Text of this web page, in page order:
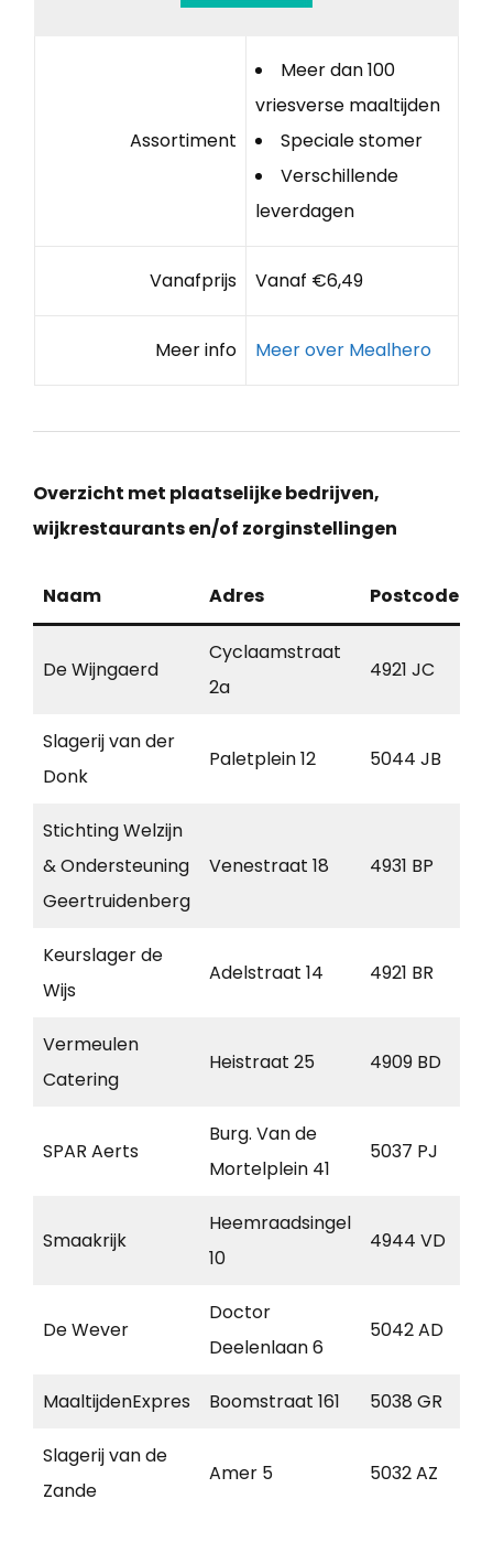
Assortiment
Meer dan 100
vriesverse maaltijden
Speciale stomer
Verschillende
leverdagen
Vanafprijs Vanaf €6,49
Meer info Meer over Mealhero
Overzicht met plaatselijke bedrijven,
wijkrestaurants en/of zorginstellingen
Naam Adres Postcode
De Wijngaerd
Cyclaamstraat
2a
4921 JC
Slagerij van der
Donk
Paletplein 12 5044 JB
Stichting Welzijn
& Ondersteuning
Geertruidenberg
Venestraat 18 4931 BP
Keurslager de
Wijs
Adelstraat 14 4921 BR
Vermeulen
Catering
Heistraat 25 4909 BD
SPAR Aerts
Burg. Van de
Mortelplein 41
5037 PJ
Smaakrijk
Heemraadsingel
10
4944 VD
De Wever
Doctor
Deelenlaan 6
5042 AD
MaaltijdenExpres Boomstraat 161 5038 GR
Slagerij van de
Zande
Amer 5 5032 AZ